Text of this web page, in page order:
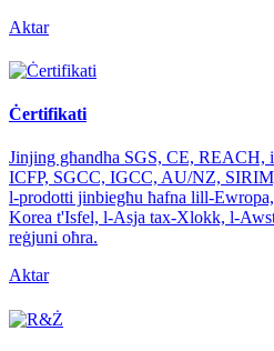
Aktar
Ċertifikati
Jinjing għandha SGS, CE, REACH,
ICFP, SGCC, IGCC, AU/NZ,
l-prodotti jinbiegħu ħafna lill-
Korea t'Isfel, l-Asja tax-Xlokk, l-
reġjuni oħra.
Aktar